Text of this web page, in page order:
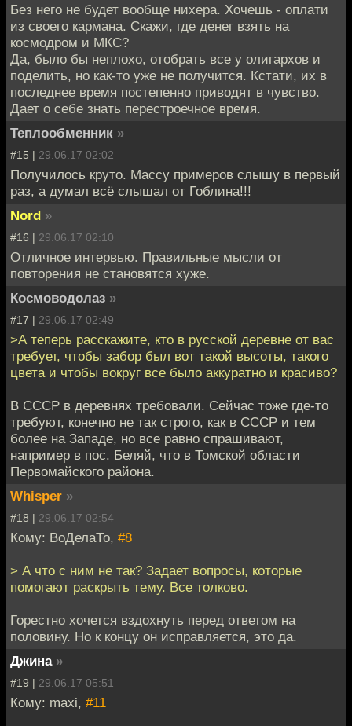
Без него не будет вообще нихера. Хочешь - оплати
из своего кармана. Скажи, где денег взять на
космодром и МКС?
Да, было бы неплохо, отобрать все у олигархов и
поделить, но как-то уже не получится. Кстати, их в
последнее время постепенно приводят в чувство.
Дает о себе знать перестроечное время.
Теплообменник »
#15 | 29.06.17 02:02
Получилось круто. Массу примеров слышу в первый
раз, а думал всё слышал от Гоблина!!!
Nord »
#16 | 29.06.17 02:10
Отличное интервью. Правильные мысли от
повторения не становятся хуже.
Космоводолаз »
#17 | 29.06.17 02:49
>А теперь расскажите, кто в русской деревне от вас
требует, чтобы забор был вот такой высоты, такого
цвета и чтобы вокруг все было аккуратно и красиво?
В СССР в деревнях требовали. Сейчас тоже где-то
требуют, конечно не так строго, как в СССР и тем
более на Западе, но все равно спрашивают,
например в пос. Беляй, что в Томской области
Первомайского района.
Whisper »
#18 | 29.06.17 02:54
Кому: ВоДелаТо, #8
> А что с ним не так? Задает вопросы, которые
помогают раскрыть тему. Все толково.
Горестно хочется вздохнуть перед ответом на
половину. Но к концу он исправляется, это да.
Джина »
#19 | 29.06.17 05:51
Кому: maxi, #11